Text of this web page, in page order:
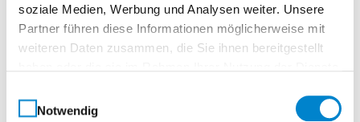
soziale Medien, Werbung und Analysen weiter. Unsere
Partner führen diese Informationen möglicherweise mit
weiteren Daten zusammen, die Sie ihnen bereitgestellt
Notwendig
Struktur.
Die Innentür Nero setzt stilvolle Akzente durch ihre
markanten, schwarz gefärbten V-Fugen, die einen
Dieser besondere Effekt entsteht durch ein schwarz
durchgefärbtes Deck, das mit der gewünschten